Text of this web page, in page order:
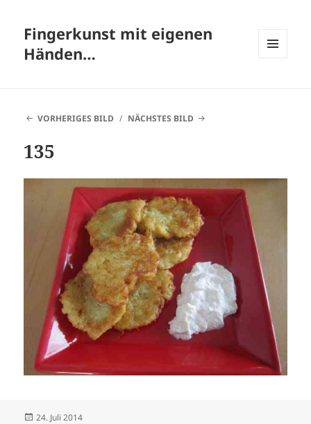
Fingerkunst mit eigenen
Händen…
VORHERIGES BILD NÄCHSTES BILD
135
Veröffentlicht
24. Juli 2014